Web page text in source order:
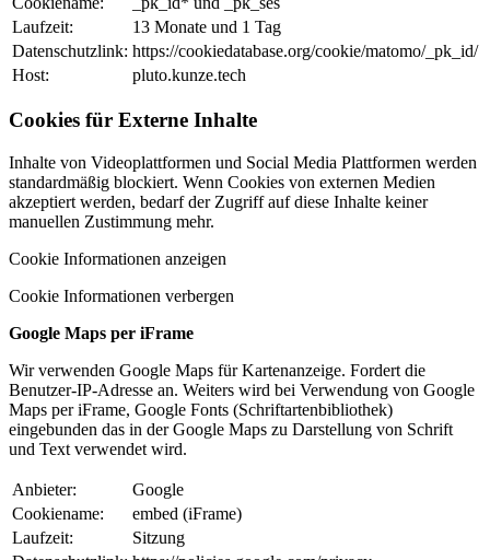
Laufzeit:
13 Monate und 1 Tag
Datenschutzlink: https://cookiedatabase.org/cookie/matomo/_pk_id/
Host:
pluto.kunze.tech
Cookies für Externe Inhalte
Inhalte von Videoplattformen und Social Media Plattformen werden
standardmäßig blockiert. Wenn Cookies von externen Medien
akzeptiert werden, bedarf der Zugriff auf diese Inhalte keiner
manuellen Zustimmung mehr.
Cookie Informationen anzeigen
Cookie Informationen verbergen
Google Maps per iFrame
Wir verwenden Google Maps für Kartenanzeige. Fordert die
Benutzer-IP-Adresse an. Weiters wird bei Verwendung von Google
Maps per iFrame, Google Fonts (Schriftartenbibliothek)
eingebunden das in der Google Maps zu Darstellung von Schrift
und Text verwendet wird.
Anbieter:
Google
Cookiename:
embed (iFrame)
Laufzeit:
Sitzung